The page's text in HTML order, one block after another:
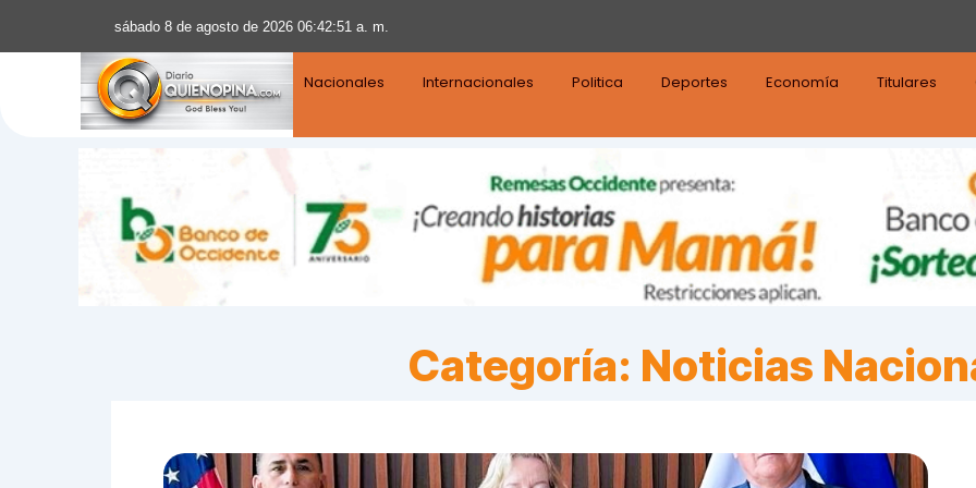
sábado 8 de agosto de 2026 06:42:52 a. m.
Nacionales Internacionales Politica Deportes Economía Titulares
Categoría: Noticias